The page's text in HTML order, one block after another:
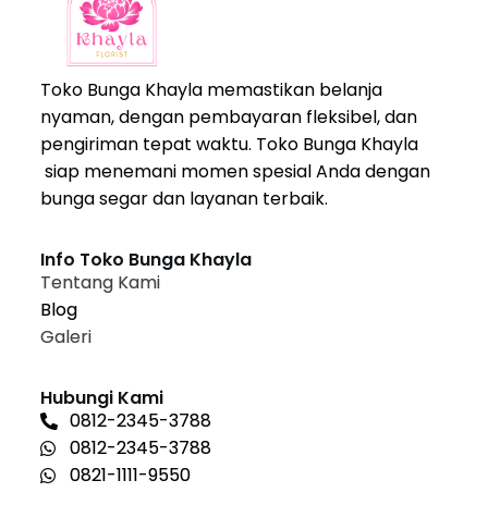
Toko Bunga Khayla memastikan belanja
nyaman, dengan pembayaran fleksibel, dan
pengiriman tepat waktu. Toko Bunga Khayla
siap menemani momen spesial Anda dengan
bunga segar dan layanan terbaik.
Info Toko Bunga Khayla
Tentang Kami
Blog
Galeri
Hubungi Kami
0812-2345-3788
0812-2345-3788
0821-1111-9550